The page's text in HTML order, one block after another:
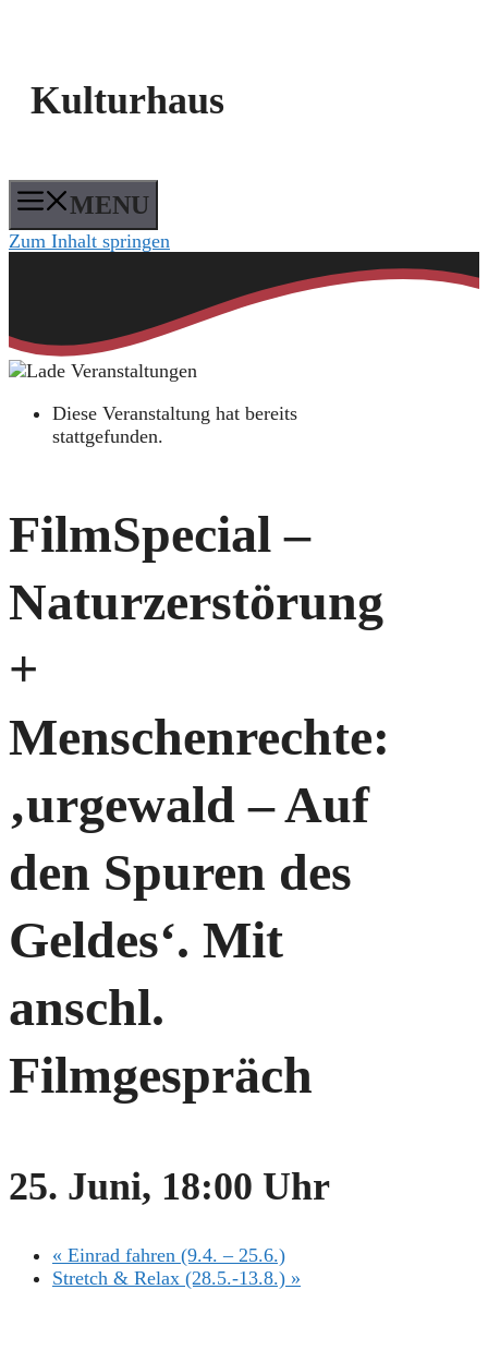
Kulturhaus
MENU
Zum Inhalt springen
Diese Veranstaltung hat bereits
stattgefunden.
FilmSpecial –
Naturzerstörung
+
Menschenrechte:
‚urgewald – Auf
den Spuren des
Geldes‘. Mit
anschl.
Filmgespräch
25. Juni, 18:00 Uhr
« Einrad fahren (9.4. – 25.6.)
Stretch & Relax (28.5.-13.8.) »